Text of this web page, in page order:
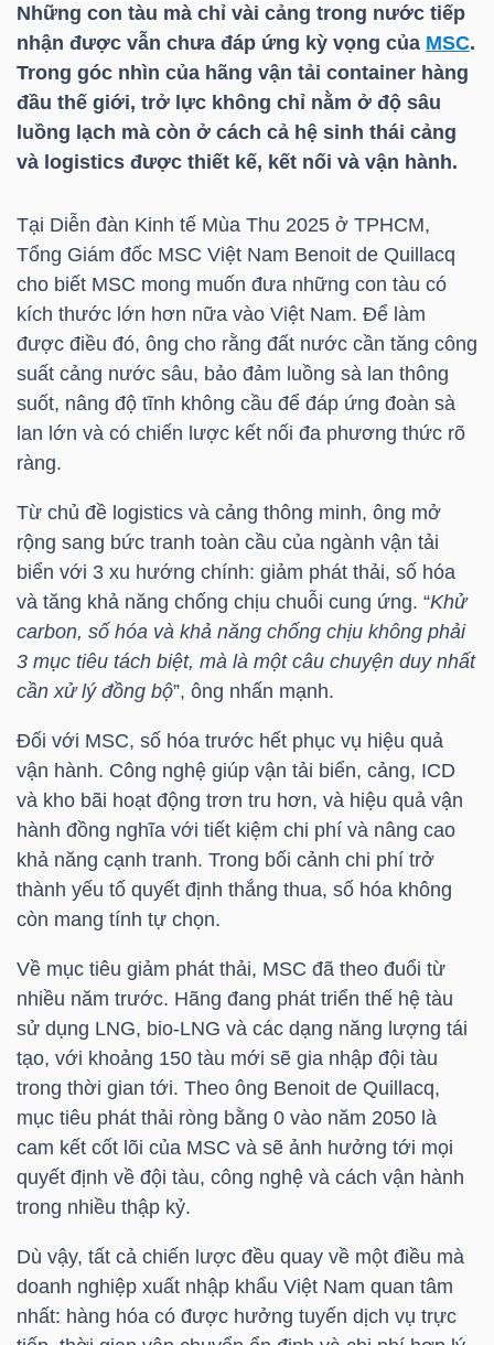
Những con tàu mà chỉ vài cảng trong nước tiếp
nhận được vẫn chưa đáp ứng kỳ vọng của MSC.
Trong góc nhìn của hãng vận tải container hàng
đầu thế giới, trở lực không chỉ nằm ở độ sâu
luồng lạch mà còn ở cách cả hệ sinh thái cảng
và logistics được thiết kế, kết nối và vận hành.
Tại Diễn đàn Kinh tế Mùa Thu 2025 ở TPHCM,
Tổng Giám đốc MSC Việt Nam Benoit de Quillacq
cho biết MSC mong muốn đưa những con tàu có
kích thước lớn hơn nữa vào Việt Nam. Để làm
được điều đó, ông cho rằng đất nước cần tăng công
suất cảng nước sâu, bảo đảm luồng sà lan thông
suốt, nâng độ tĩnh không cầu để đáp ứng đoàn sà
lan lớn và có chiến lược kết nối đa phương thức rõ
ràng.
Từ chủ đề logistics và cảng thông minh, ông mở
rộng sang bức tranh toàn cầu của ngành vận tải
biển với 3 xu hướng chính: giảm phát thải, số hóa
và tăng khả năng chống chịu chuỗi cung ứng. “Khử
carbon, số hóa và khả năng chống chịu không phải
3 mục tiêu tách biệt, mà là một câu chuyện duy nhất
cần xử lý đồng bộ”, ông nhấn mạnh.
Đối với MSC, số hóa trước hết phục vụ hiệu quả
vận hành. Công nghệ giúp vận tải biển, cảng, ICD
và kho bãi hoạt động trơn tru hơn, và hiệu quả vận
hành đồng nghĩa với tiết kiệm chi phí và nâng cao
khả năng cạnh tranh. Trong bối cảnh chi phí trở
thành yếu tố quyết định thắng thua, số hóa không
còn mang tính tự chọn.
Về mục tiêu giảm phát thải, MSC đã theo đuổi từ
nhiều năm trước. Hãng đang phát triển thế hệ tàu
sử dụng LNG, bio-LNG và các dạng năng lượng tái
tạo, với khoảng 150 tàu mới sẽ gia nhập đội tàu
trong thời gian tới. Theo ông Benoit de Quillacq,
mục tiêu phát thải ròng bằng 0 vào năm 2050 là
cam kết cốt lõi của MSC và sẽ ảnh hưởng tới mọi
quyết định về đội tàu, công nghệ và cách vận hành
trong nhiều thập kỷ.
Dù vậy, tất cả chiến lược đều quay về một điều mà
doanh nghiệp xuất nhập khẩu Việt Nam quan tâm
nhất: hàng hóa có được hưởng tuyến dịch vụ trực
NGHIỆP
BẤT
ĐỘNG
SẢN
TÀI
CHÍNH
HÀNG
HÓA
KINH
TẾ
THẾ
ĐÔNG
DƯƠNG
CHÍNH
CÁ
NHÂN
PHÂN
TÍCH
VIETSTOCKFINANCE